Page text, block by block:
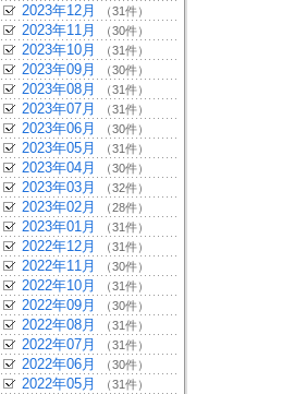
2023年12月 （31件）
2023年11月 （30件）
2023年10月 （31件）
2023年09月 （30件）
2023年08月 （31件）
2023年07月 （31件）
2023年06月 （30件）
2023年05月 （31件）
2023年04月 （30件）
2023年03月 （32件）
2023年02月 （28件）
2023年01月 （31件）
2022年12月 （31件）
2022年11月 （30件）
2022年10月 （31件）
2022年09月 （30件）
2022年08月 （31件）
2022年07月 （31件）
2022年06月 （30件）
2022年05月 （31件）